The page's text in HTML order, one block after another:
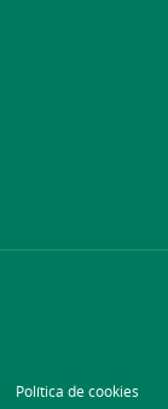
Política de cookies